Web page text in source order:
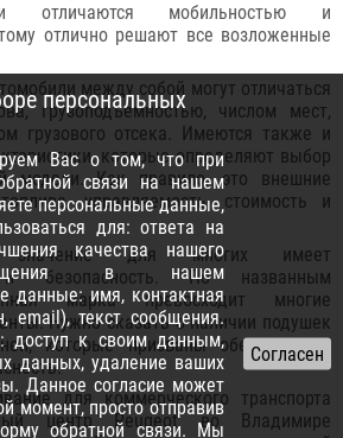
отличаются мобильностью и
отлично решают все возложенные
между собой могут отличаться
грузоподъемностью, числом мест,
грузового отсека. Имеются также и
которые определяют выбор
модели. Как правило, это внешние
управляемость, стоимость и
значение для многих имеет
и безопасность. По названным
марка превосходит многие
Нужно сказать о наличии подушек
которые призваны обеспечивать
для коммерческого транспорта
центр Peugeot во Владимире
персональных
Вас о том, что при
связи на нашем
персональные данные,
для: ответа на
качества нашего
в нашем
данные: имя, контактная
email), текст сообщения.
доступ к своим данным,
данных, удаление ваших
Данное согласие может
момент, просто отправив
обратной связи. Мы